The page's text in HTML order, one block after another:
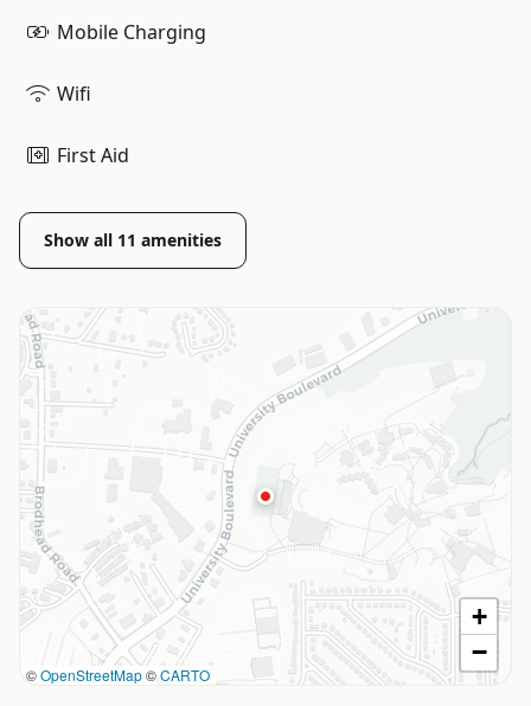
Mobile Charging
Wifi
First Aid
Show all 11 amenities
©OpenStreetMap©CARTO
+
−